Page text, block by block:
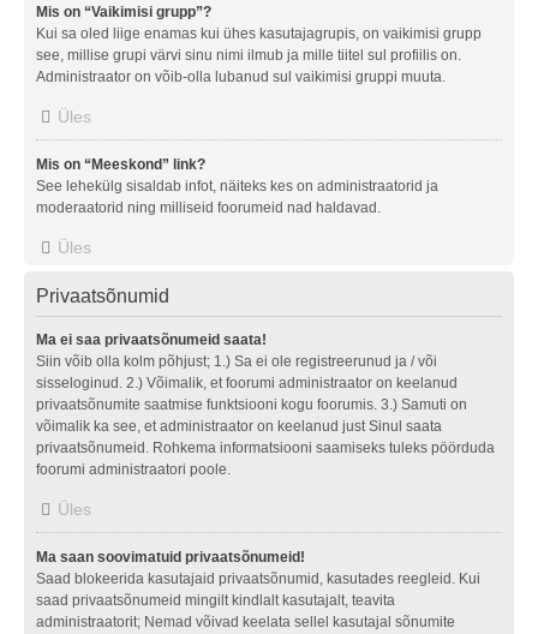
Mis on “Vaikimisi grupp”?
Kui sa oled liige enamas kui ühes kasutajagrupis, on vaikimisi grupp
see, millise grupi värvi sinu nimi ilmub ja mille tiitel sul profiilis on.
Administraator on võib-olla lubanud sul vaikimisi gruppi muuta.
Üles
Mis on “Meeskond” link?
See lehekülg sisaldab infot, näiteks kes on administraatorid ja
moderaatorid ning milliseid foorumeid nad haldavad.
Üles
Privaatsõnumid
Ma ei saa privaatsõnumeid saata!
Siin võib olla kolm põhjust; 1.) Sa ei ole registreerunud ja / või
sisseloginud. 2.) Võimalik, et foorumi administraator on keelanud
privaatsõnumite saatmise funktsiooni kogu foorumis. 3.) Samuti on
võimalik ka see, et administraator on keelanud just Sinul saata
privaatsõnumeid. Rohkema informatsiooni saamiseks tuleks pöörduda
foorumi administraatori poole.
Üles
Ma saan soovimatuid privaatsõnumeid!
Saad blokeerida kasutajaid privaatsõnumid, kasutades reegleid. Kui
saad privaatsõnumeid mingilt kindlalt kasutajalt, teavita
administraatorit; Nemad võivad keelata sellel kasutajal sõnumite